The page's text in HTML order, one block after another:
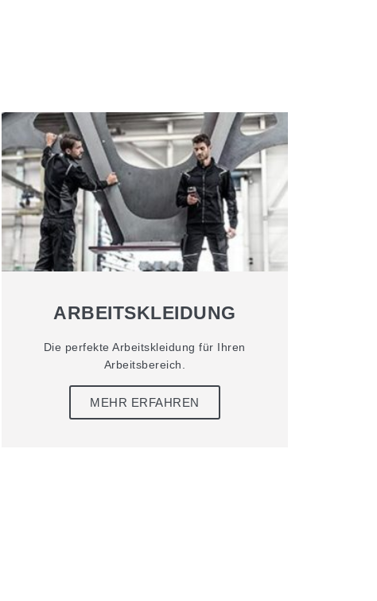
ARBEITSKLEIDUNG
Die perfekte Arbeitskleidung für Ihren
Arbeitsbereich.
MEHR ERFAHREN